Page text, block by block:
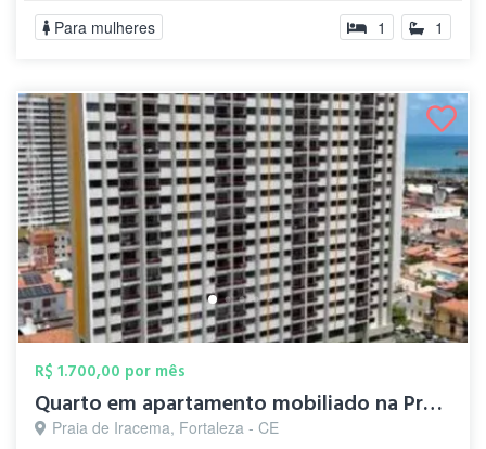
Para mulheres 1 1
R$ 1.700,00 por mês
Quarto em apartamento mobiliado na Praia...
Praia de Iracema, Fortaleza - CE